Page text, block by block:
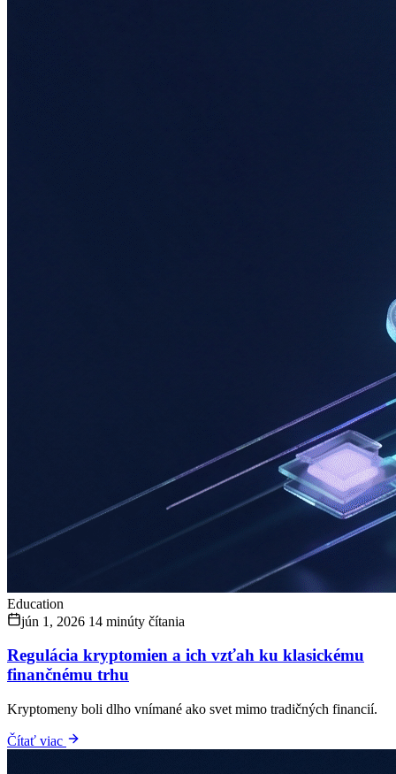
Education
jún 1, 2026 14 minúty čítania
Regulácia kryptomien a ich vzťah ku klasickému
finančnému trhu
Kryptomeny boli dlho vnímané ako svet mimo tradičných financií.
Čítať viac